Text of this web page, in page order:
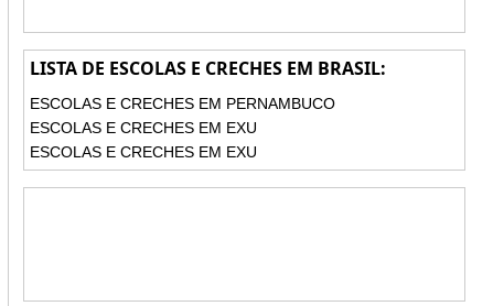
LISTA DE ESCOLAS E CRECHES EM BRASIL:
ESCOLAS E CRECHES EM PERNAMBUCO
ESCOLAS E CRECHES EM EXU
ESCOLAS E CRECHES EM EXU